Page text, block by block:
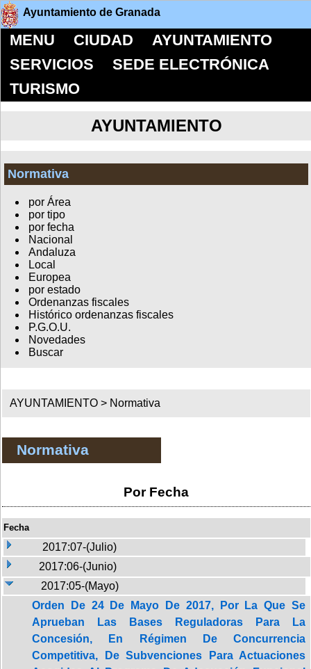
Ayuntamiento de Granada
MENU CIUDAD
AYUNTAMIENTO
SERVICIOS
SEDE ELECTRÓNICA
TURISMO
AYUNTAMIENTO
Normativa
por Área
por tipo
por fecha
Nacional
Andaluza
Local
Europea
por estado
Ordenanzas fiscales
Histórico ordenanzas fiscales
P.G.O.U.
Novedades
Buscar
AYUNTAMIENTO > Normativa
Normativa
Por Fecha
Fecha
2017:07-(Julio)
2017:06-(Junio)
2017:05-(Mayo)
Orden De 24 De Mayo De 2017, Por La Que Se
Aprueban Las Bases Reguladoras Para La
Concesión, En Régimen De Concurrencia
Competitiva, De Subvenciones Para Actuaciones